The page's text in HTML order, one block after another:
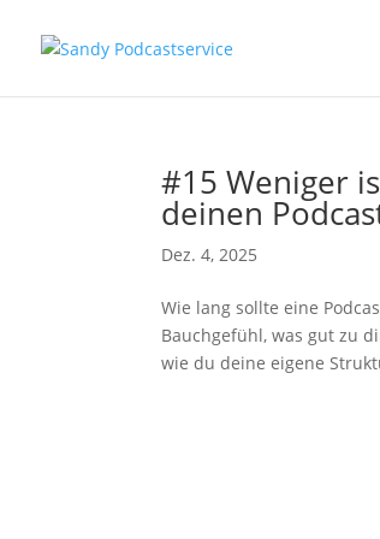
#15 Weniger
deinen
Dez. 4, 2025
Wie lang sollte eine
Bauchgefühl, was gut zu
wie du deine eigene